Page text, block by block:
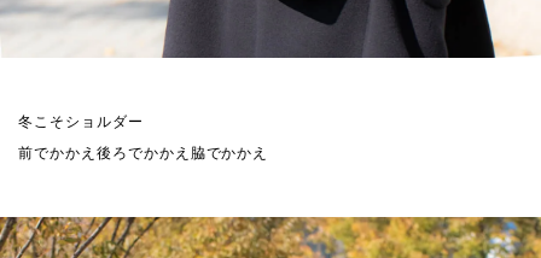
冬こそショルダー
前でかかえ後ろでかかえ脇でかかえ